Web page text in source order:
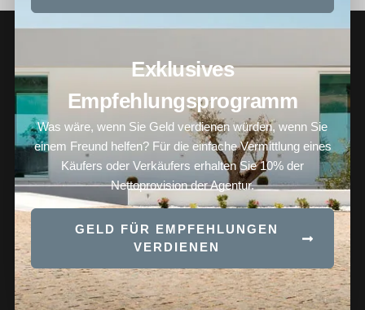
Exklusives
Empfehlungsprogramm
Was wäre, wenn Sie Geld verdienen würden, wenn Sie
einem Freund helfen? Für die einfache Vermittlung eines
Käufers oder Verkäufers erhalten Sie 10% der
Nettoprovision der Agentur.
GELD FÜR EMPFEHLUNGEN
VERDIENEN